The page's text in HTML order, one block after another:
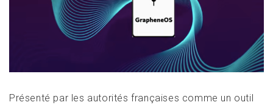
Présenté par les autorités françaises comme un outil